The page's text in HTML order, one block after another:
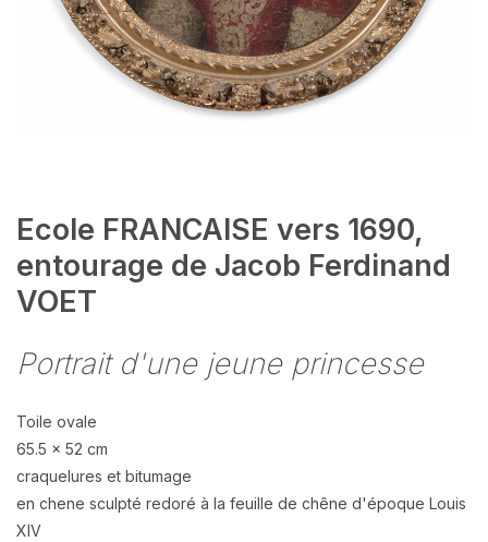
Ecole FRANCAISE vers 1690,
entourage de Jacob Ferdinand
VOET
Portrait d'une jeune princesse
Toile ovale
65.5 x 52 cm
craquelures et bitumage
en chene sculpté redoré à la feuille de chêne d'époque Louis
XIV